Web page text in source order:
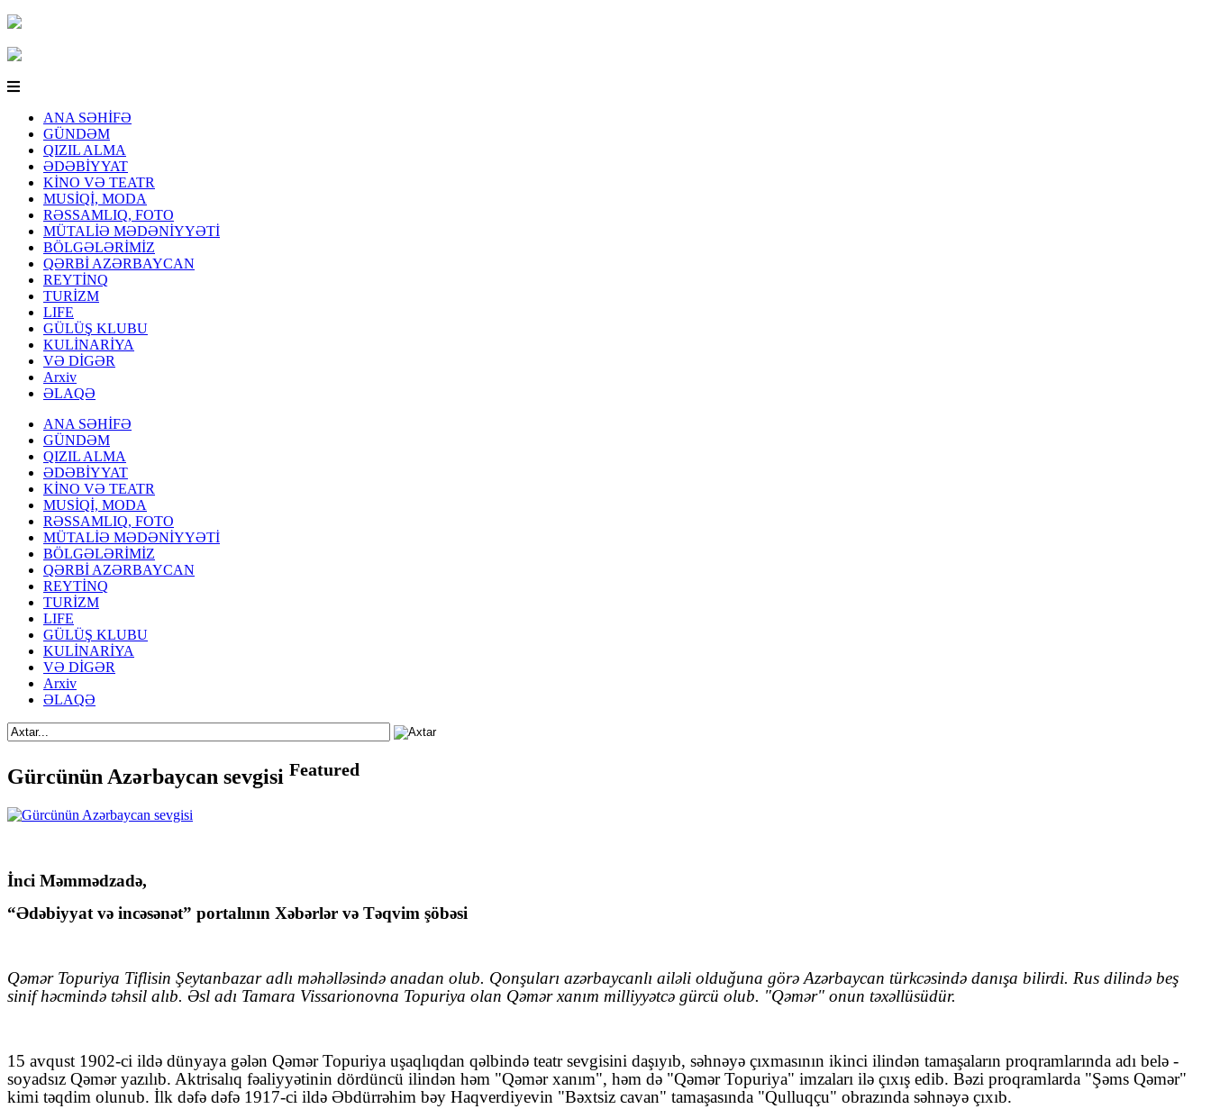
ANA SƏHİFƏ
GÜNDƏM
QIZIL ALMA
ƏDƏBİYYAT
KİNO VƏ TEATR
MUSİQİ, MODA
RƏSSAMLIQ, FOTO
MÜTALİƏ MƏDƏNİYYƏTİ
BÖLGƏLƏRİMİZ
QƏRBİ AZƏRBAYCAN
REYTİNQ
TURİZM
LIFE
GÜLÜŞ KLUBU
KULİNARİYA
VƏ DİGƏR
Arxiv
ƏLAQƏ
ANA SƏHİFƏ
GÜNDƏM
QIZIL ALMA
ƏDƏBİYYAT
KİNO VƏ TEATR
MUSİQİ, MODA
RƏSSAMLIQ, FOTO
MÜTALİƏ MƏDƏNİYYƏTİ
BÖLGƏLƏRİMİZ
QƏRBİ AZƏRBAYCAN
REYTİNQ
TURİZM
LIFE
GÜLÜŞ KLUBU
KULİNARİYA
VƏ DİGƏR
Arxiv
ƏLAQƏ
Gürcünün Azərbaycan sevgisi Featured
İnci Məmmədzadə,
“Ədəbiyyat və incəsənət” portalının Xəbərlər və Təqvim şöbəsi
Qəmər Topuriya Tiflisin Şeytanbazar adlı məhəlləsində anadan olub. Qonşuları azərbaycanlı ailəli olduğuna görə Azərbaycan türkcəsində danışa bilirdi. Rus dilində beş
sinif həcmində təhsil alıb. Əsl adı Tamara Vissarionovna Topuriya olan Qəmər xanım milliyyətcə gürcü olub. "Qəmər" onun təxəllüsüdür.
15 avqust 1902-ci ildə dünyaya gələn Qəmər Topuriya uşaqlıqdan qəlbində teatr sevgisini daşıyıb, səhnəyə çıxmasının ikinci ilindən tamaşaların proqramlarında adı belə -
soyadsız Qəməryazılıb. Aktrisalıq fəaliyyətinin dördüncü ilindən həm "Qəmər xanım", həm də "Qəmər Topuriya" imzaları ilə çıxış edib. Bəzi proqramlarda "Şəms Qəmər"
kimi təqdim olunub. İlk dəfə dəfə 1917-ci ildə Əbdürrəhim bəy Haqverdiyevin "Bəxtsiz cavan" tamaşasında "Qulluqçu" obrazında səhnəyə çıxıb.